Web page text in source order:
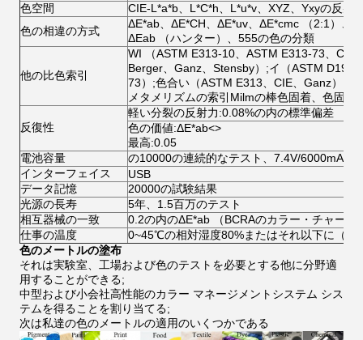
色空間
CIE-L*a*b、L*C*h、L*u*v、XYZ、Yxyの反射
色の相違の方式
ΔE*ab、ΔE*CH、ΔE*uv、ΔE*cmc （2:1）、
ΔEab （ハンター）、555の色の分類
他の比色索引
WI （ASTM E313-10、ASTM E313-73、CIE/
Berger、Ganz、Stensby）;イ（ASTM
73）;色合い（ASTM E313、CIE、Ganz）
メタメリズムの索引Milmの棒色固着、色固
反復性
軽い分裂の反射力:0.08%の内の標準偏差
色の価値:ΔE*ab<>
最高:0.05
電池容量
の10000の連続的なテスト、7.4V/6000mAh
インターフェイス
USB
データ記憶
20000の試験結果
光源の長寿
5年、1.5百万のテスト
相互器械の一致
0.2の内のΔE*ab （BCRAのカラー・チャート
仕事の温度
0~45℃の相対湿度80%またはそれ以下に（
色のメートルの塗布
それは実験室、工場および色のテストを必要とする他に分野適
用することができる;
中型および小会社高性能のカラー マネージメントシステム シス
テムを得ることを割り当てる;
次は私達の色のメートルの適用のいくつかである